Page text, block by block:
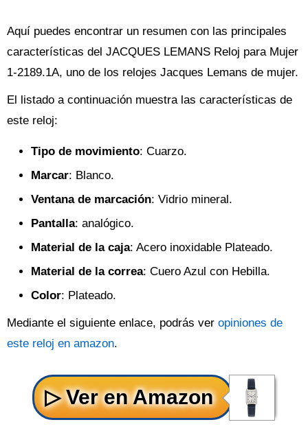
Aquí puedes encontrar un resumen con las principales
características del JACQUES LEMANS Reloj para Mujer
1-2189.1A, uno de los relojes Jacques Lemans de mujer.
El listado a continuación muestra las características de
este reloj:
Tipo de movimiento: Cuarzo.
Marcar: Blanco.
Ventana de marcación: Vidrio mineral.
Pantalla: analógico.
Material de la caja: Acero inoxidable Plateado.
Material de la correa: Cuero Azul con Hebilla.
Color: Plateado.
Mediante el siguiente enlace, podrás ver opiniones de
este reloj en amazon.